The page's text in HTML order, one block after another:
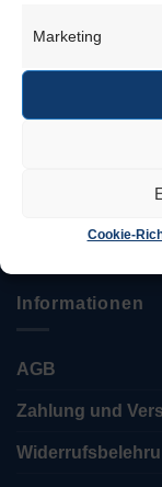
Marketing
Cookie-
Juwelierbedarf
Tel.: 0221 / 12 06
Informationen
AGB
Zahlung und